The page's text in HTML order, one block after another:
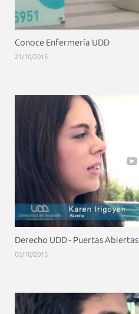
Conoce Enfermería UDD
21/10/2015
Derecho UDD - Puertas Abiertas
02/10/2015